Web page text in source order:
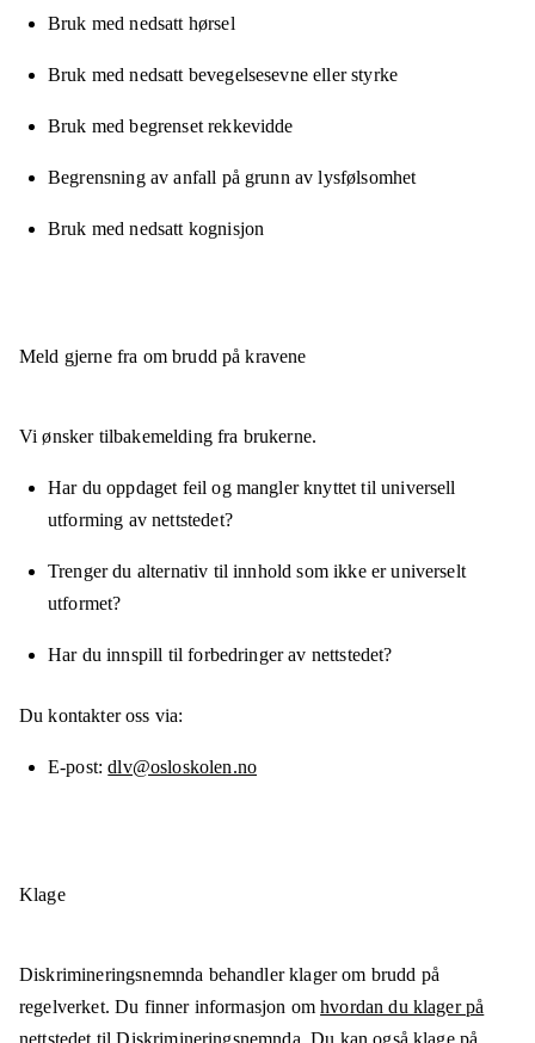
Bruk med nedsatt hørsel
Bruk med nedsatt bevegelsesevne eller styrke
Bruk med begrenset rekkevidde
Begrensning av anfall på grunn av lysfølsomhet
Bruk med nedsatt kognisjon
Meld gjerne fra om brudd på kravene
Vi ønsker tilbakemelding fra brukerne.
Har du oppdaget feil og mangler knyttet til universell
utforming av nettstedet?
Trenger du alternativ til innhold som ikke er universelt
utformet?
Har du innspill til forbedringer av nettstedet?
Du kontakter oss via:
E-post dlv@osloskolen.no
Klage
Diskrimineringsnemnda behandler klager om brudd på
regelverket. Du finner informasjon omhvordan du klager på